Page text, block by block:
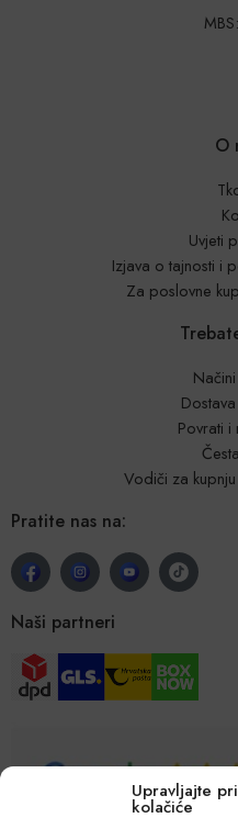
Upravljajte
kolačiće
O
Uvjeti
Izjava o tajnosti i
Za poslovne
Povrati i
Vodiči za
Pratite nas na:
Naši partneri